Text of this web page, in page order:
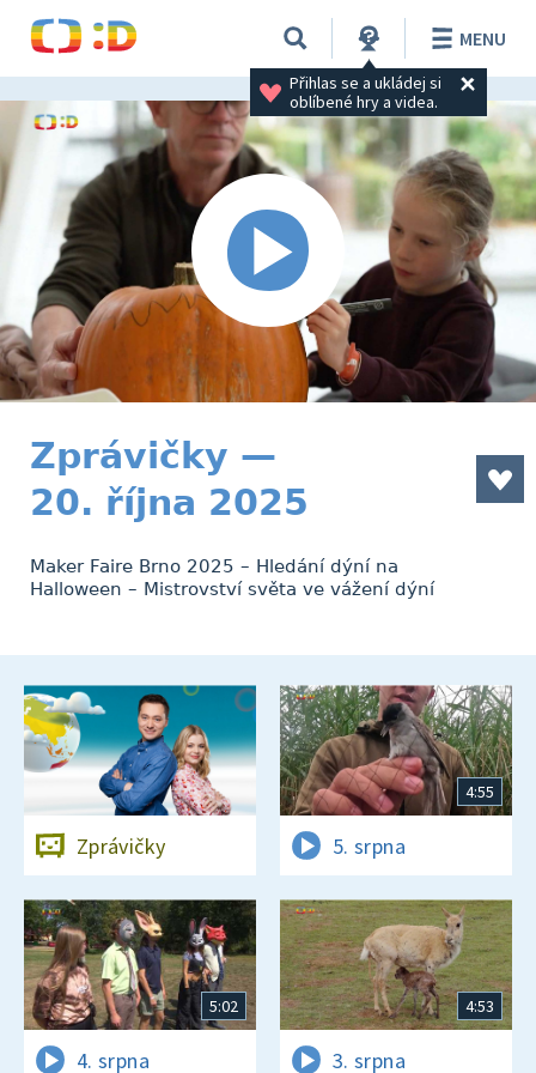
Přihlas se a ukládej si
oblíbené hry a videa.
MENU
Zprávičky —
20. října 2025
Maker Faire Brno 2025 – Hledání dýní na
Halloween – Mistrovství světa ve vážení dýní
Zprávičky
4:55
5. srpna
5:02
4. srpna
4:53
3. srpna